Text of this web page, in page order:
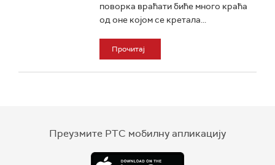
поворка враћати биће много краћа
од оне којом се кретала...
Прочитај
Преузмите РТС мобилну апликацију